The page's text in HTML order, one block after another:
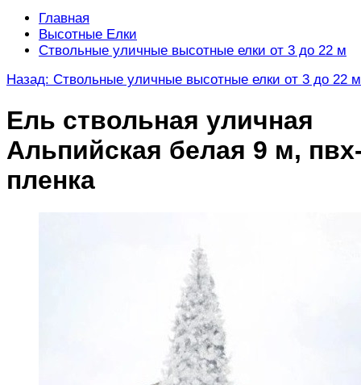
Главная
Высотные Елки
Ствольные уличные высотные елки от 3 до 22 м
Назад: Ствольные уличные высотные елки от 3 до 22 м
Ель ствольная уличная
Альпийская белая 9 м,
пленка